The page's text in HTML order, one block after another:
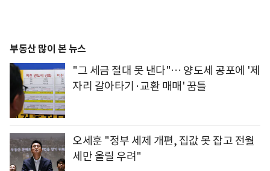
부동산 많이 본 뉴스
"그 세금 절대 못 낸다"… 양도세 공포에 '제
자리 갈아타기·교환 매매' 꿈틀
오세훈 "정부 세제 개편, 집값 못 잡고 전월
세만 올릴 우려"